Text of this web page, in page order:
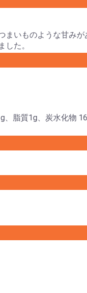
いものような甘み
た。
脂質1g、炭水化物